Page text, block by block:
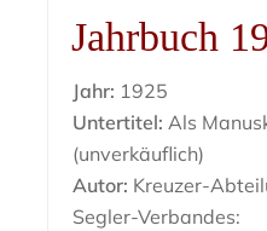
Jahrbuch
Jahr: 1925
Untertitel: Als
(unverkäuflich)
Autor: Kreuzer-
Segler-Verbandes: